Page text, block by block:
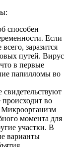
способен
Если
заразится
путей. Вирус
в первые
папилломы во
свидетельствуют
во
Микроорганизм
момента для
участки. В
варианты